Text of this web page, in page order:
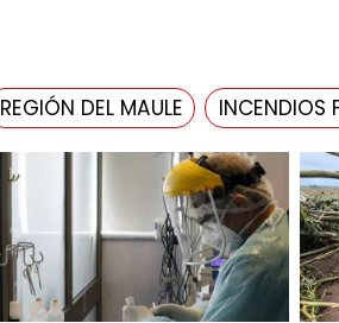
REGIÓN DEL MAULE INCENDIOS